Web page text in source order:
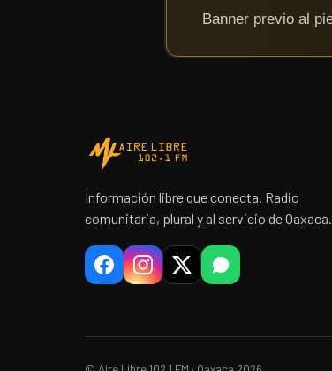
Información libre que conecta. Radio
comunitaria, plural y al servicio de Oaxaca.